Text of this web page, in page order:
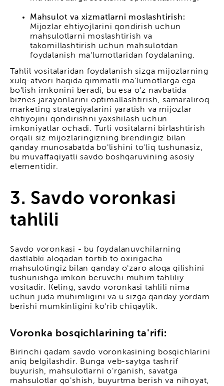
Mahsulot va xizmatlarni moslashtirish:
Mijozlar ehtiyojlarini qondirish uchun
mahsulotlarni moslashtirish va
takomillashtirish uchun mahsulotdan
foydalanish ma'lumotlaridan foydalaning.
Tahlil vositalaridan foydalanish sizga mijozlarning
xulq-atvori haqida qimmatli ma'lumotlarga ega
bo'lish imkonini beradi, bu esa o'z navbatida
biznes jarayonlarini optimallashtirish, samaraliroq
marketing strategiyalarini yaratish va mijozlar
ehtiyojini qondirishni yaxshilash uchun
imkoniyatlar ochadi. Turli vositalarni birlashtirish
orqali siz mijozlaringizning brendingiz bilan
qanday munosabatda bo'lishini to'liq tushunasiz,
bu muvaffaqiyatli savdo boshqaruvining asosiy
elementidir.
3. Savdo voronkasi
tahlili
Savdo voronkasi - bu foydalanuvchilarning
dastlabki aloqadan tortib to oxirigacha
mahsulotingiz bilan qanday o'zaro aloqa qilishini
tushunishga imkon beruvchi muhim tahliliy
vositadir. Keling, savdo voronkasi tahlili nima
uchun juda muhimligini va u sizga qanday yordam
berishi mumkinligini ko'rib chiqaylik.
Voronka bosqichlarining ta'rifi:
Birinchi qadam savdo voronkasining bosqichlarini
aniq belgilashdir. Bunga veb-saytga tashrif
buyurish, mahsulotlarni o'rganish, savatga
mahsulotlar qo'shish, buyurtma berish va nihoyat,